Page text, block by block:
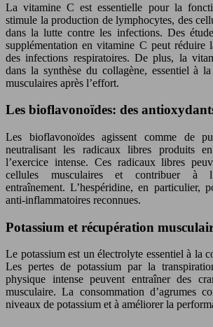
La vitamine C est essentielle pour la
stimule la production de lymphocytes, des
dans la lutte contre les infections. Des
supplémentation en vitamine C peut réduire
des infections respiratoires. De plus, la
dans la synthèse du collagène, essentiel à
musculaires après l’effort.
Les bioflavonoïdes: des
Les bioflavonoïdes agissent comme de
neutralisant les radicaux libres produits
l’exercice intense. Ces radicaux libres
cellules musculaires et contribuer à
entraînement. L’hespéridine, en particulier,
anti-inflammatoires reconnues.
Potassium et récupération
Le potassium est un électrolyte essentiel à la
Les pertes de potassium par la
physique intense peuvent entraîner des
musculaire. La consommation d’agrumes
niveaux de potassium et à améliorer la